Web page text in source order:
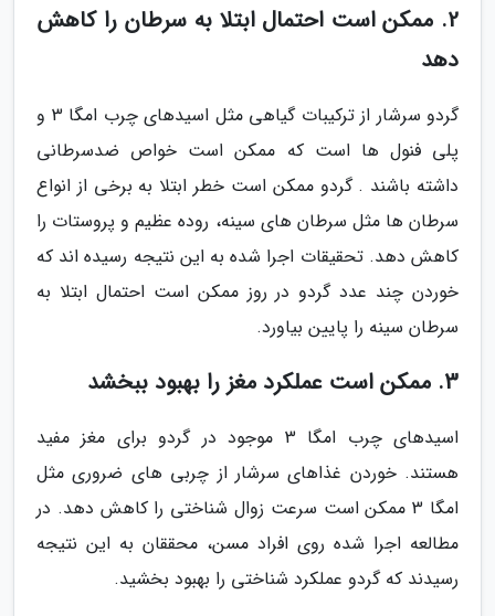
2. ممکن است احتمال ابتلا به سرطان را کاهش
دهد
گردو سرشار از ترکیبات گیاهی مثل اسیدهای چرب امگا 3 و
پلی فنول ها است که ممکن است خواص ضدسرطانی
داشته باشند . گردو ممکن است خطر ابتلا به برخی از انواع
سرطان ها مثل سرطان های سینه، روده عظیم و پروستات را
کاهش دهد. تحقیقات اجرا شده به این نتیجه رسیده اند که
خوردن چند عدد گردو در روز ممکن است احتمال ابتلا به
سرطان سینه را پایین بیاورد.
3. ممکن است عملکرد مغز را بهبود ببخشد
اسیدهای چرب امگا 3 موجود در گردو برای مغز مفید
هستند. خوردن غذاهای سرشار از چربی های ضروری مثل
امگا 3 ممکن است سرعت زوال شناختی را کاهش دهد. در
مطالعه اجرا شده روی افراد مسن، محققان به این نتیجه
رسیدند که گردو عملکرد شناختی را بهبود بخشید.